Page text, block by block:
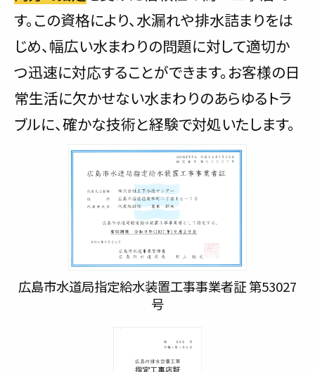
す。この資格により、水漏れや排水詰まりをは
じめ、幅広い水まわりの問題に対して適切か
つ迅速に対応することができます。お客様の日
常生活に欠かせない水まわりのあらゆるトラ
ブルに、確かな技術と経験で対処いたします。
広島市水道局指定給水装置工事事業者証 第53027
号